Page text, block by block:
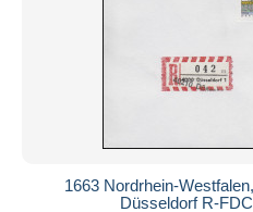
1663 Nordrhein-
Düsseldorf R-